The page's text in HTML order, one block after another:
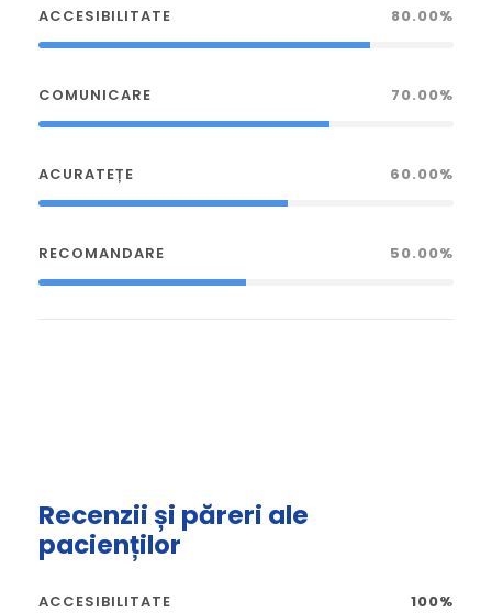
ACCESIBILITATE 80.00%
COMUNICARE 70.00%
ACURATEȚE 60.00%
RECOMANDARE 50.00%
Recenzii și păreri ale
pacienților
ACCESIBILITATE 100%